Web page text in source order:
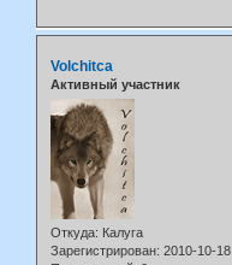
Volchitca
Активный участник
Откуда: Калуга
Зарегистрирован: 2010-10-18